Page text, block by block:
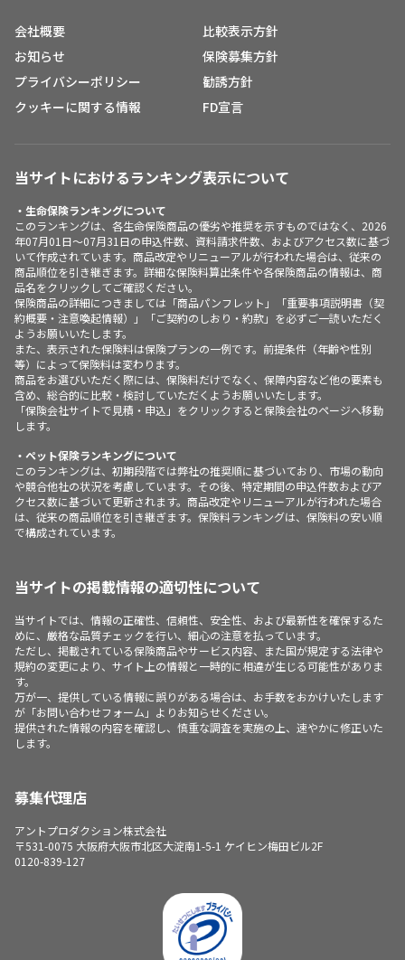
会社概要
お知らせ
プライバシーポリシー
クッキーに関する情報
比較表示方針
保険募集方針
勧誘方針
FD宣言
当サイトにおけるランキング表示について
・生命保険ランキングについて
このランキングは、各生命保険商品の優劣や推奨を示すものではなく、2026
年07月01日～07月31日の申込件数、資料請求件数、およびアクセス数に基づ
いて作成されています。商品改定やリニューアルが行われた場合は、従来の
商品順位を引き継ぎます。詳細な保険料算出条件や各保険商品の情報は、商
品名をクリックしてご確認ください。
保険商品の詳細につきましては「商品パンフレット」「重要事項説明書（契
約概要・注意喚起情報）」「ご契約のしおり・約款」を必ずご一読いただく
ようお願いいたします。
また、表示された保険料は保険プランの一例です。前提条件（年齢や性別
等）によって保険料は変わります。
商品をお選びいただく際には、保険料だけでなく、保障内容など他の要素も
含め、総合的に比較・検討していただくようお願いいたします。
「保険会社サイトで見積・申込」をクリックすると保険会社のページへ移動
します。
・ペット保険ランキングについて
このランキングは、初期段階では弊社の推奨順に基づいており、市場の動向
や競合他社の状況を考慮しています。その後、特定期間の申込件数およびア
クセス数に基づいて更新されます。商品改定やリニューアルが行われた場合
は、従来の商品順位を引き継ぎます。保険料ランキングは、保険料の安い順
で構成されています。
当サイトの掲載情報の適切性について
当サイトでは、情報の正確性、信頼性、安全性、および最新性を確保するた
めに、厳格な品質チェックを行い、細心の注意を払っています。
ただし、掲載されている保険商品やサービス内容、また国が規定する法律や
規約の変更により、サイト上の情報と一時的に相違が生じる可能性がありま
す。
万が一、提供している情報に誤りがある場合は、お手数をおかけいたします
が「お問い合わせフォーム」よりお知らせください。
提供された情報の内容を確認し、慎重な調査を実施の上、速やかに修正いた
します。
募集代理店
アントプロダクション株式会社
〒531-0075 大阪府大阪市北区大淀南1-5-1 ケイヒン梅田ビル2F
0120-839-127